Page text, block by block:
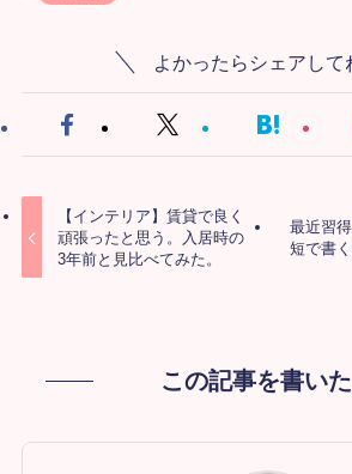
よかったらシェアして
【インテリア】賃貸で良く
頑張ったと思う。入居時の
3年前と見比べてみた。
最近習
短で書く
この記事を書い